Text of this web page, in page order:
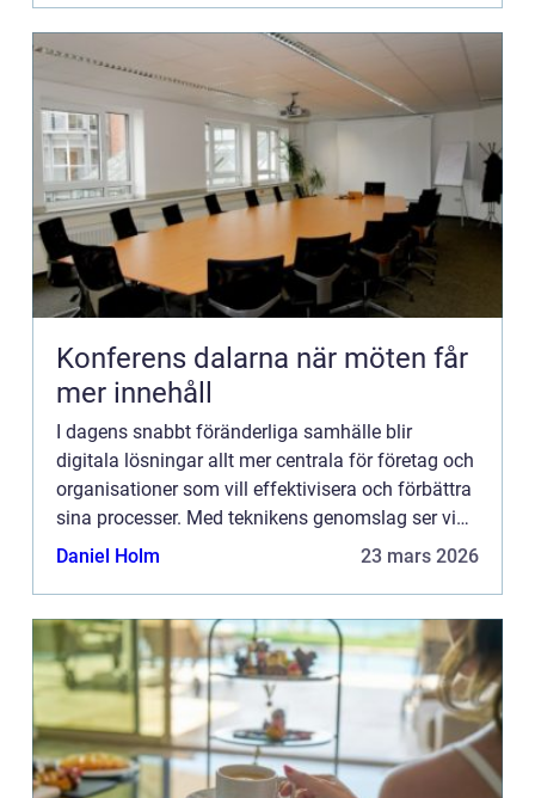
Konferens dalarna när möten får
mer innehåll
I dagens snabbt föränderliga samhälle blir
digitala lösningar allt mer centrala för företag och
organisationer som vill effektivisera och förbättra
sina processer. Med teknikens genomslag ser vi
en transformati...
Daniel Holm 23 mars 2026